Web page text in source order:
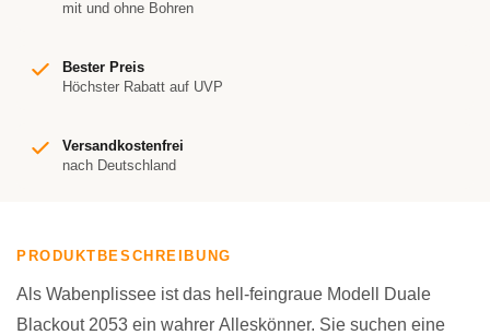
mit und ohne Bohren
Bester Preis
Höchster Rabatt auf UVP
Versandkostenfrei
nach Deutschland
PRODUKTBESCHREIBUNG
Als Wabenplissee ist das hell-feingraue Modell Duale
Blackout 2053 ein wahrer Alleskönner. Sie suchen eine